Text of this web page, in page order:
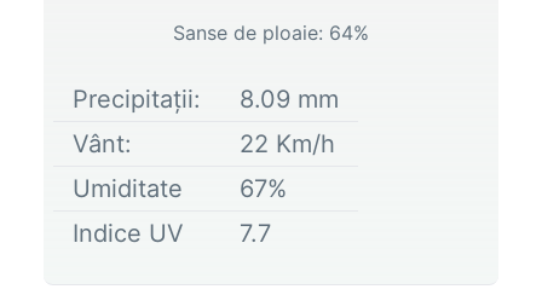
Sanse de ploaie: 64%
Precipitații: 8.09 mm
Vânt:
22 Km/h
Umiditate
67%
Indice UV
7.7